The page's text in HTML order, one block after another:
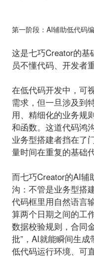
第一阶段：AI辅助低代码
这是七巧Creator的基
员不懂代码、开发者
在低代码开发中，可
需求，但一旦涉及到
用、精细化的业务规
和函数。这道代码鸿
业务型搭建者挡在了
量时间在重复的基础
而七巧Creator的AI辅
沟：不管是业务型搭
代码框里用自然语言
算两个日期之间的工
数据校验规则，合同
批”，AI就能瞬间生
低代码运行环境、可